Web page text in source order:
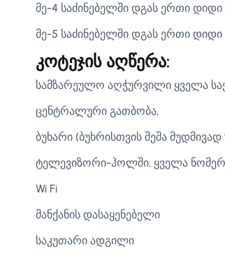
მე-4 საძინებელში დგას ერთი
მე-5 საძინებელში დგას ერთი
კოტეჯის აღწერა:
სამზარეულო აღჭურვილი ყველა
ცენტრალური გათბობა,
ბუხარი (ბუხრისთვის შეშა
ტელევიზორი-ჰოლში, ყველა
Wi Fi
მანქანის დასაყენებელი
საკუთარი ადგილი